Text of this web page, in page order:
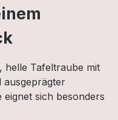
helle Tafeltraube mit
ausgeprägter
eignet sich besonders